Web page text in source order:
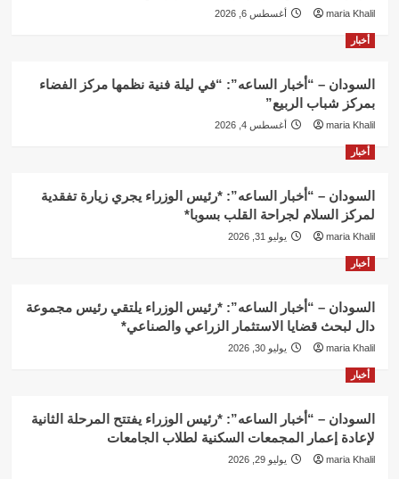
maria Khalil أغسطس 6, 2026
أخبار
السودان – “أخبار الساعه”: “في ليلة فنية نظمها مركز الفضاء
بمركز شباب الربيع”
maria Khalil أغسطس 4, 2026
أخبار
السودان – “أخبار الساعه”: *رئيس الوزراء يجري زيارة تفقدية
لمركز السلام لجراحة القلب بسوبا*
maria Khalil يوليو 31, 2026
أخبار
السودان – “أخبار الساعه”: *رئيس الوزراء يلتقي رئيس مجموعة
دال لبحث قضايا الاستثمار الزراعي والصناعي*
maria Khalil يوليو 30, 2026
أخبار
السودان – “أخبار الساعه”: *رئيس الوزراء يفتتح المرحلة الثانية
لإعادة إعمار المجمعات السكنية لطلاب الجامعات
maria Khalil يوليو 29, 2026